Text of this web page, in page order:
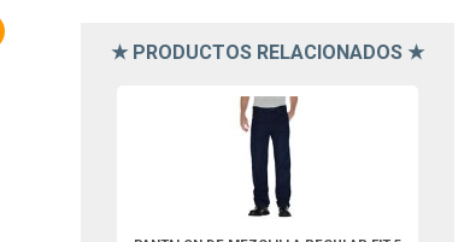
★ PRODUCTOS RELACIONADOS ★